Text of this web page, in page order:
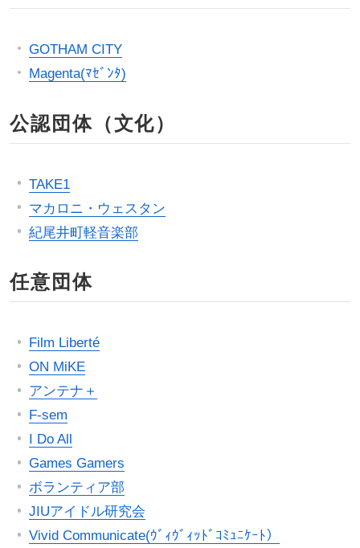
GOTHAM CITY
Magenta(ﾏｾﾞﾝﾀ)
公認団体（文化）
TAKE1
マカロニ・ウェスタン
紀尾井町軽音楽部
任意団体
Film Liberté
ON MiKE
アンテナ＋
F-sem
I Do All
Games Gamers
ボランティア部
JIUアイドル研究会
Vivid Communicate(ｳﾞｨｳﾞｨｯﾄﾞｺﾐｭﾆｹｰﾄ）